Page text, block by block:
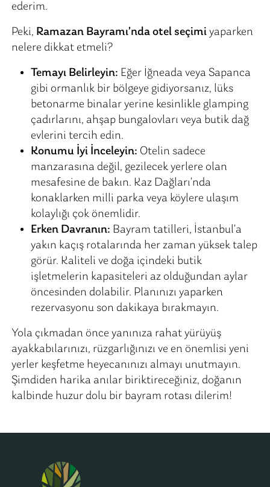
ederim.
Peki, Ramazan Bayramı’nda otel seçimiyaparken
nelere dikkat etmeli?
Temayı Belirleyin: Eğer İğneada veya Sapanca
gibi ormanlık bir bölgeye gidiyorsanız, lüks
betonarme binalar yerine kesinlikle glamping
çadırlarını, ahşap bungalovları veya butik dağ
evlerini tercih edin.
Konumu İyi İnceleyin: Otelin sadece
manzarasına değil, gezilecek yerlere olan
mesafesine de bakın. Kaz Dağları’nda
konaklarken milli parka veya köylere ulaşım
kolaylığı çok önemlidir.
Erken Davranın: Bayram tatilleri, İstanbul’a
yakın kaçış rotalarında her zaman yüksek talep
görür. Kaliteli ve doğa içindeki butik
işletmelerin kapasiteleri az olduğundan aylar
öncesinden dolabilir. Planınızı yaparken
rezervasyonu son dakikaya bırakmayın.
Yola çıkmadan önce yanınıza rahat yürüyüş
ayakkabılarınızı, rüzgarlığınızı ve en önemlisi yeni
yerler keşfetme heyecanınızı almayı unutmayın.
Şimdiden harika anılar biriktireceğiniz, doğanın
kalbinde huzur dolu bir bayram rotası dilerim!